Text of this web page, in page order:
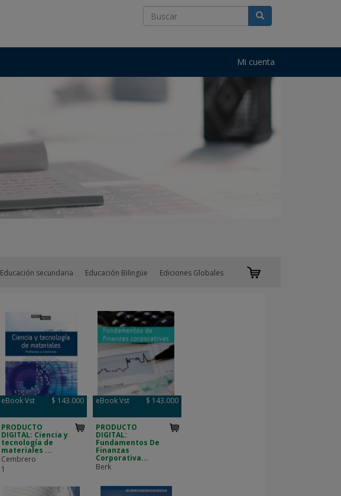
Mi cuenta
Educación secundaria Educación Bilingüe Ediciones Globales
eBook Vst $ 143.000
PRODUCTO
DIGITAL: Ciencia y
tecnología de
materiales ...
Cembrero
1
eBook Vst $ 143.000
PRODUCTO
DIGITAL:
Fundamentos De
Finanzas
Corporativa...
Berk